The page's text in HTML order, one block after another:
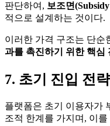
판단하여, 보조면
적으로 설계하는 것이다.
이러한 가격 구조는 단순
과를 촉진하기 위한 핵심
7. 초기 진입 전
플랫폼은 초기 이용자가
조적 한계를 가지며, 이를